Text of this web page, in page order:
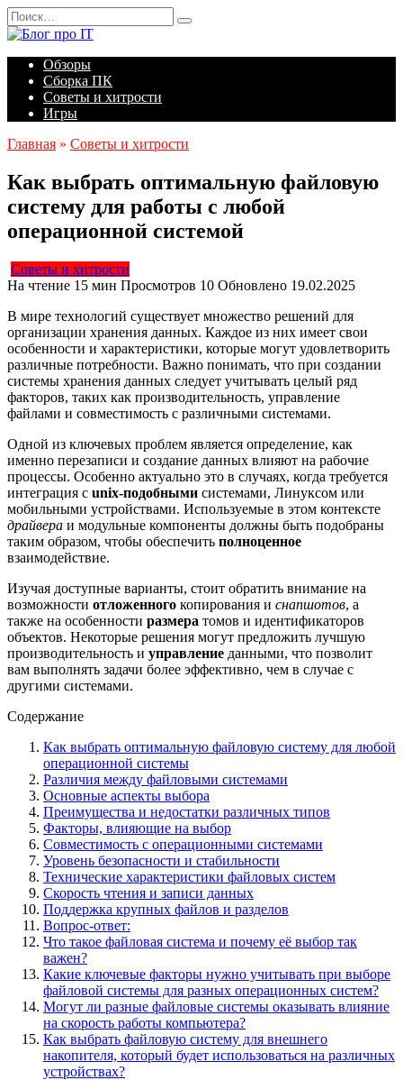
Перейти
к
содержанию
Search
for:
Обзоры
Сборка ПК
Советы и хитрости
Игры
Главная » Советы и хитрости
Как выбрать оптимальную файловую
систему для работы с любой
операционной системой
Советы и хитрости
На чтение 15 мин Просмотров 10 Обновлено 19.02.2025
В мире технологий существует множество решений для
организации хранения данных. Каждое из них имеет свои
особенности и характеристики, которые могут удовлетворить
различные потребности. Важно понимать, что при создании
системы хранения данных следует учитывать целый ряд
факторов, таких как производительность, управление
файлами и совместимость с различными системами.
Одной из ключевых проблем является определение, как
именно перезаписи и создание данных влияют на рабочие
процессы. Особенно актуально это в случаях, когда требуется
интеграция с unix-подобными системами, Линуксом или
мобильными устройствами. Используемые в этом контексте
драйвера и модульные компоненты должны быть подобраны
таким образом, чтобы обеспечить полноценное
взаимодействие.
Изучая доступные варианты, стоит обратить внимание на
возможности отложенного копирования и снапшотов, а
также на особенности размера томов и идентификаторов
объектов. Некоторые решения могут предложить лучшую
производительность и управление данными, что позволит
вам выполнять задачи более эффективно, чем в случае с
другими системами.
Содержание
Как выбрать оптимальную файловую систему для любой
операционной системы
Различия между файловыми системами
Основные аспекты выбора
Преимущества и недостатки различных типов
Факторы, влияющие на выбор
Совместимость с операционными системами
Уровень безопасности и стабильности
Технические характеристики файловых систем
Скорость чтения и записи данных
Поддержка крупных файлов и разделов
Вопрос-ответ:
Что такое файловая система и почему её выбор так
важен?
Какие ключевые факторы нужно учитывать при выборе
файловой системы для разных операционных систем?
Могут ли разные файловые системы оказывать влияние
на скорость работы компьютера?
Как выбрать файловую систему для внешнего
накопителя, который будет использоваться на различных
устройствах?